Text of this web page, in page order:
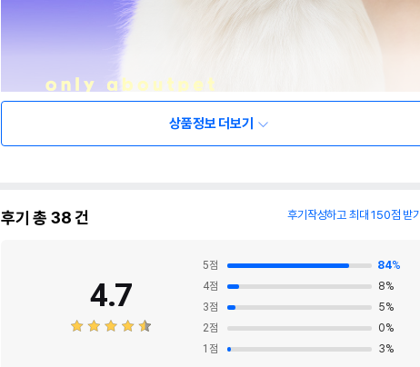
상품정보 더보기
후기 총 38건 후기작성하고 최대 150점 받기
4.7
5점 84%
4점 8%
3점 5%
2점 0%
1 점 3%